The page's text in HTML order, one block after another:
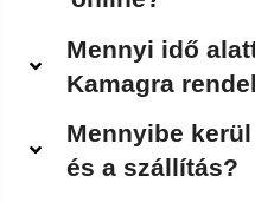
Mennyi idő
Kamagra
Mennyibe
és a szállítás?